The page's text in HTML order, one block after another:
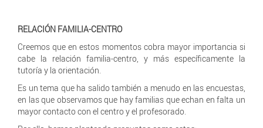
RELACIÓN FAMILIA-CENTRO
Creemos que en estos momentos cobra mayor importancia si
cabe la relación familia-centro, y más específicamente la
tutoría y la orientación.
Es un tema que ha salido también a menudo en las encuestas,
en las que observamos que hay familias que echan en falta un
mayor contacto con el centro y el profesorado.